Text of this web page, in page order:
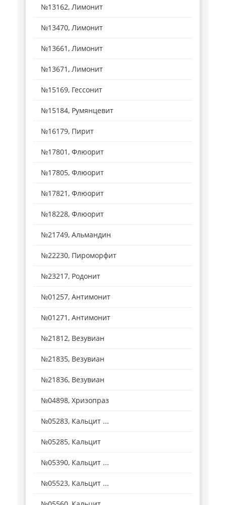
№13162, Лимонит
№13470, Лимонит
№13661, Лимонит
№13671, Лимонит
№15169, Гессонит
№15184, Румянцевит
№16179, Пирит
№17801, Флюорит
№17805, Флюорит
№17821, Флюорит
№18228, Флюорит
№21749, Альмандин
№22230, Пироморфит
№23217, Родонит
№01257, Антимонит
№01271, Антимонит
№21812, Везувиан
№21835, Везувиан
№21836, Везувиан
№04898, Хризопраз
№05283, Кальцит ...
№05285, Кальцит
№05390, Кальцит ...
№05523, Кальцит ...